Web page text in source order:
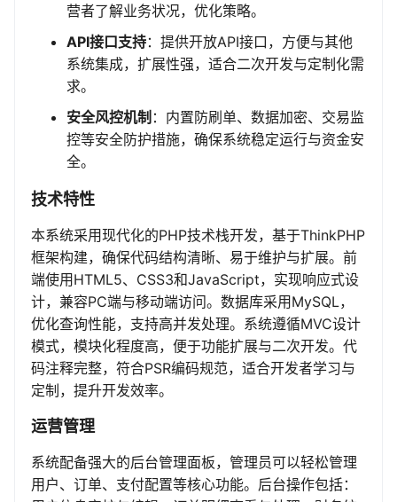
营者了解业务状况，优化策略。
API接口支持：提供开放API接口，方便与其他
系统集成，扩展性强，适合二次开发与定制化需
求。
安全风控机制 ：内置防刷单、数据加密、交易监
控等安全防护措施，确保系统稳定运行与资金安
全。
技术特性
本系统采用现代化的PHP技术栈开发，基于ThinkPHP
框架构建，确保代码结构清晰、易于维护与扩展。前
端使用HTML5、CSS3和JavaScript，实现响应式设
计，兼容PC端与移动端访问。数据库采用MySQL，
优化查询性能，支持高并发处理。系统遵循MVC设计
模式，模块化程度高，便于功能扩展与二次开发。代
码注释完整，符合PSR编码规范，适合开发者学习与
定制，提升开发效率。
运营管理
系统配备强大的后台管理面板，管理员可以轻松管理
用户、订单、支付配置等核心功能。后台操作包括：